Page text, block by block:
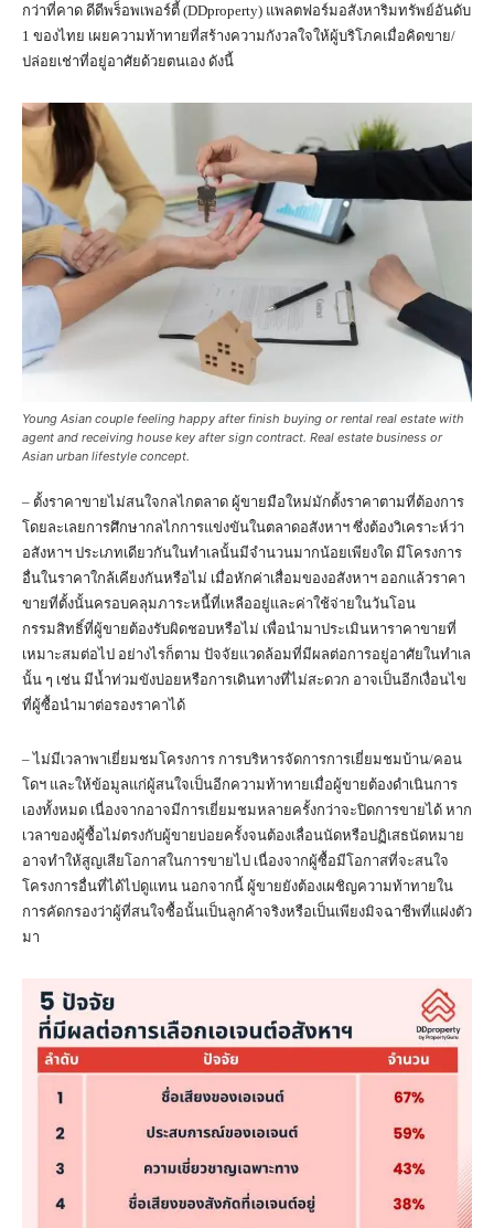
กว่าที่คาด ดีดีพร็อพเพอร์ตี้ (DDproperty) แพลตฟอร์มอสังหาริมทรัพย์อันดับ
1 ของไทย เผยความท้าทายที่สร้างความกังวลใจให้ผู้บริโภคเมื่อคิดขาย/
ปล่อยเช่าที่อยู่อาศัยด้วยตนเอง ดังนี้
Young Asian couple feeling happy after finish buying or rental real estate with
agent and receiving house key after sign contract. Real estate business or
Asian urban lifestyle concept.
– ตั้งราคาขายไม่สนใจกลไกตลาด ผู้ขายมือใหม่มักตั้งราคาตามที่ต้องการ
โดยละเลยการศึกษากลไกการแข่งขันในตลาดอสังหาฯ ซึ่งต้องวิเคราะห์ว่า
อสังหาฯ ประเภทเดียวกันในทำเลนั้นมีจำนวนมากน้อยเพียงใด มีโครงการ
อื่นในราคาใกล้เคียงกันหรือไม่ เมื่อหักค่าเสื่อมของอสังหาฯ ออกแล้วราคา
ขายที่ตั้งนั้นครอบคลุมภาระหนี้ที่เหลืออยู่และค่าใช้จ่ายในวันโอน
กรรมสิทธิ์ที่ผู้ขายต้องรับผิดชอบหรือไม่ เพื่อนำมาประเมินหาราคาขายที่
เหมาะสมต่อไป อย่างไรก็ตาม ปัจจัยแวดล้อมที่มีผลต่อการอยู่อาศัยในทำเล
นั้น ๆ เช่น มีน้ำท่วมขังบ่อยหรือการเดินทางที่ไม่สะดวก อาจเป็นอีกเงื่อนไข
ที่ผู้ซื้อนำมาต่อรองราคาได้
– ไม่มีเวลาพาเยี่ยมชมโครงการ การบริหารจัดการการเยี่ยมชมบ้าน/คอน
โดฯ และให้ข้อมูลแก่ผู้สนใจเป็นอีกความท้าทายเมื่อผู้ขายต้องดำเนินการ
เองทั้งหมด เนื่องจากอาจมีการเยี่ยมชมหลายครั้งกว่าจะปิดการขายได้ หาก
เวลาของผู้ซื้อไม่ตรงกับผู้ขายบ่อยครั้งจนต้องเลื่อนนัดหรือปฏิเสธนัดหมาย
อาจทำให้สูญเสียโอกาสในการขายไป เนื่องจากผู้ซื้อมีโอกาสที่จะสนใจ
โครงการอื่นที่ได้ไปดูแทน นอกจากนี้ ผู้ขายยังต้องเผชิญความท้าทายใน
การคัดกรองว่าผู้ที่สนใจซื้อนั้นเป็นลูกค้าจริงหรือเป็นเพียงมิจฉาชีพที่แฝงตัว
มา